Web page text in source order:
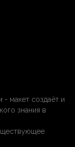
- макет создаёт и
знания в